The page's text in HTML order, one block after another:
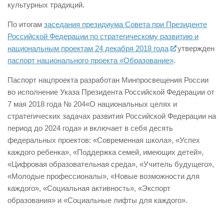
культурных традиций.
По итогам заседания президиума Совета при Президенте
Российской Федерации по стратегическому развитию и
национальным проектам 24 декабря 2018 года
утвержден
паспорт национального проекта «Образование».
Паспорт нацпроекта разработан Минпросвещения России
во исполнение Указа Президента Российской Федерации от
7 мая 2018 года № 204«О национальных целях и
стратегических задачах развития Российской Федерации на
период до 2024 года» и включает в себя десять
федеральных проектов: «Современная школа», «Успех
каждого ребенка», «Поддержка семей, имеющих детей»,
«Цифровая образовательная среда», «Учитель будущего»,
«Молодые профессионалы», «Новые возможности для
каждого», «Социальная активность», «Экспорт
образования» и «Социальные лифты для каждого».